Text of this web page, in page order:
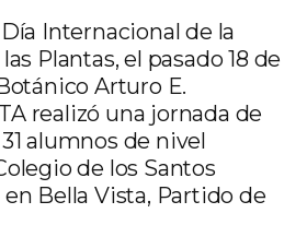
Internacional de la
Plantas, el pasado 18 de
Arturo E.
realizó una jornada de
alumnos de nivel
de los Santos
Bella Vista, Partido de